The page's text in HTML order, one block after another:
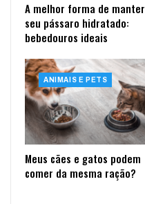
A melhor forma de manter
seu pássaro hidratado:
bebedouros ideais
ANIMAIS E PETS
Meus cães e gatos podem
comer da mesma ração?